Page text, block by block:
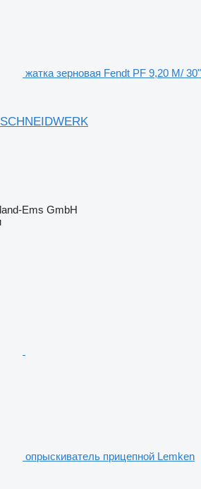
жатка зерновая Fendt PF 9,20 M/ 30"
Ems GmbH
опрыскиватель прицепной Lemken